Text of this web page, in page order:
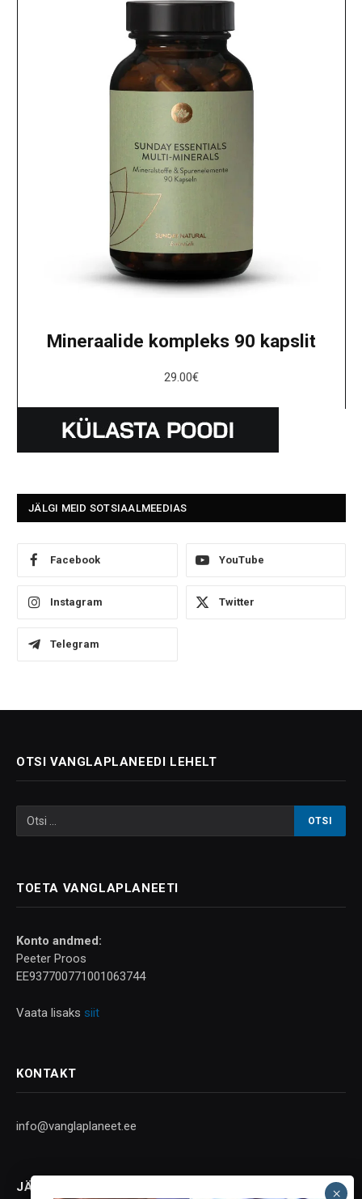
Mineraalide kompleks 90 kapslit
29.00€
JÄLGI MEID SOTSIAALMEEDIAS
Facebook YouTube
Instagram Twitter
Telegram
OTSI VANGLAPLANEEDI LEHELT
TOETA VANGLAPLANEETI
Konto andmed:
Peeter Proos
EE937700771001063744
Vaata lisaks siit
KONTAKT
info@vanglaplaneet.ee
JÄLGI SOTSIAALMEEDIAS